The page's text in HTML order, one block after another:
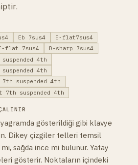
Eb 7sus4
E-flat7sus4
flat 7sus4
D-sharp 7sus4
4th
4th
suspended 4th
7th suspended 4th
gösterildiği gibi klavye
Dikey çizgiler telleri temsil
sağda ince mi bulunur. Yatay
gösterir. Noktaların içindeki